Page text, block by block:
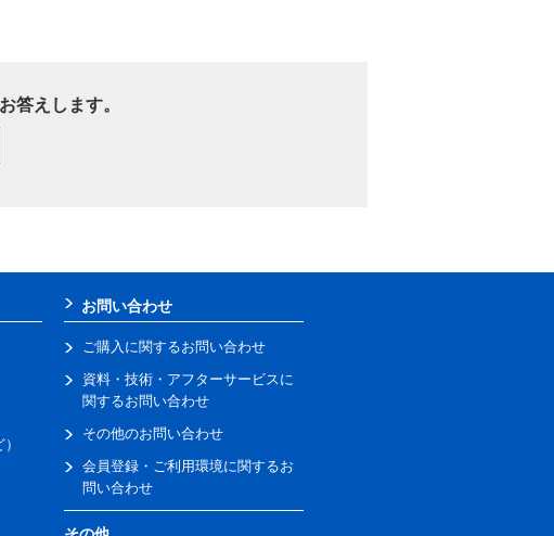
答えします。
お問い合わせ
ご購入に関するお問い合わせ
資料・技術・アフターサービスに
関するお問い合わせ
その他のお問い合わせ
会員登録・ご利用環境に関するお
問い合わせ